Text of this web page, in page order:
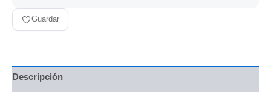
Guardar
Descripción